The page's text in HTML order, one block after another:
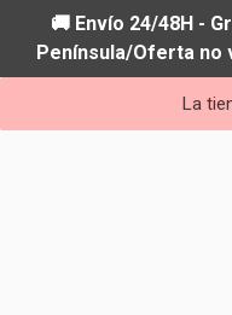
🚚 Envío 24/48H -
Península/Oferta no
La